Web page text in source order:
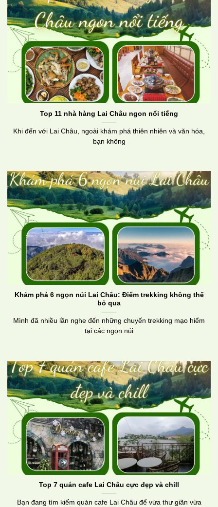
Top 11 nhà hàng Lai Châu ngon nổi tiếng
Khi đến với Lai Châu, ngoài khám phá thiên nhiên và văn hóa,
bạn không
Khám phá 6 ngọn núi Lai Châu: Điểm trekking không thể
bỏ qua
Mình đã nhiều lần nghe đến những chuyến trekking mạo hiểm
tại các ngọn núi
Top 7 quán cafe Lai Châu cực đẹp và chill
Bạn đang tìm kiếm quán cafe Lai Châu để vừa thư giãn vừa